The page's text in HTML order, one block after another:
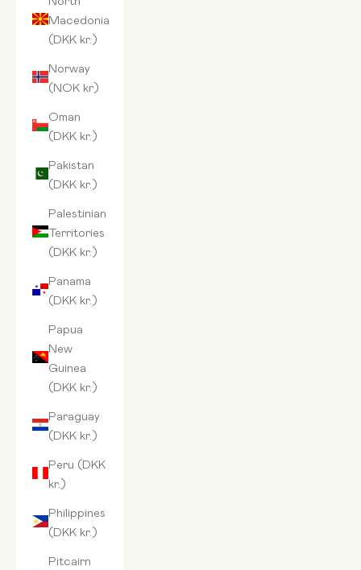
Macedonia
(DKK kr.)
Norway
(NOK kr)
Oman
(DKK kr.)
Pakistan
(DKK kr.)
Palestinian
Territories
(DKK kr.)
Panama
(DKK kr.)
Papua
New
Guinea
(DKK kr.)
Paraguay
(DKK kr.)
Peru (DKK
kr.)
Philippines
(DKK kr.)
Pitcairn